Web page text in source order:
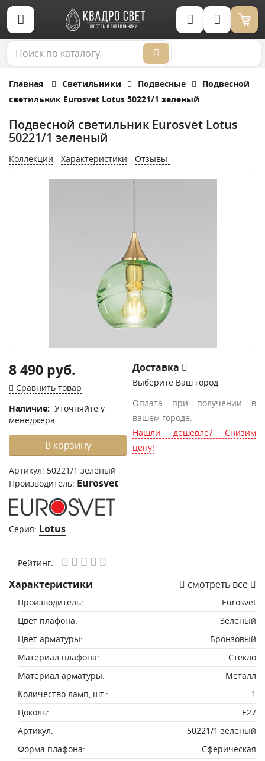
Корзина (0)
Главная Светильники Подвесные
Подвесной
светильник Eurosvet Lotus 50221/1 зеленый
Подвесной светильник Eurosvet Lotus
50221/1 зеленый
Коллекции Характеристики Отзывы
8 490 руб.
Сравнить товар
Наличие: Уточняйте у
менеджера
В корзину
Артикул: 50221/1 зеленый
Производитель: Eurosvet
Серия: Lotus
Доставка
Выберите Ваш город
Оплата при получении в
вашем городе.
Нашли дешевле? Снизим
цену!
Рейтинг:
Характеристики смотреть все
Производитель:
Eurosvet
Цвет плафона:
Зеленый
Цвет арматуры:
Бронзовый
Материал плафона:
Стекло
Материал арматуры:
Металл
Количество ламп, шт.:
1
Цоколь:
E27
Артикул:
50221/1 зеленый
Форма плафона:
Сферическая